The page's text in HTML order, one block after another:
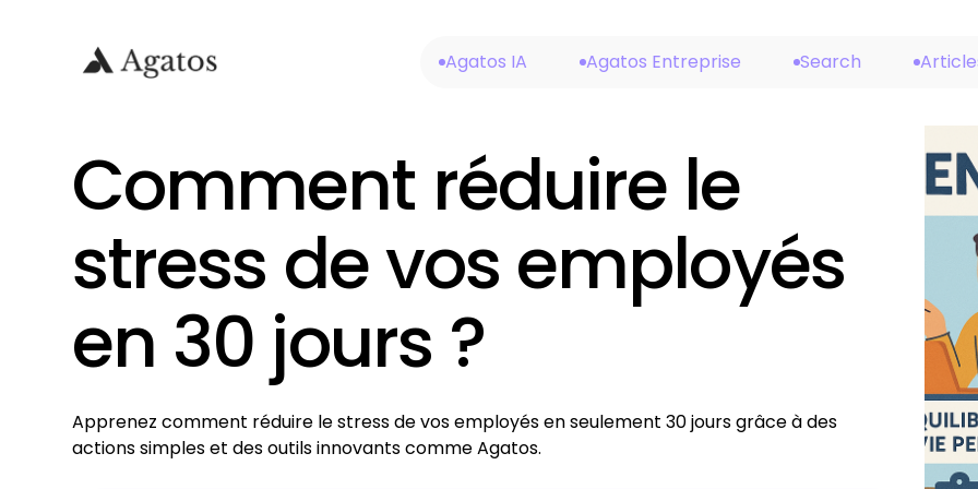
Agatos IA Agatos Entreprise Search
Comment réduire le
stress de vos employés
en 30 jours ?
Apprenez comment réduire le stress de vos employés en seulement 30 jours grâce à des
actions simples et des outils innovants comme Agatos.